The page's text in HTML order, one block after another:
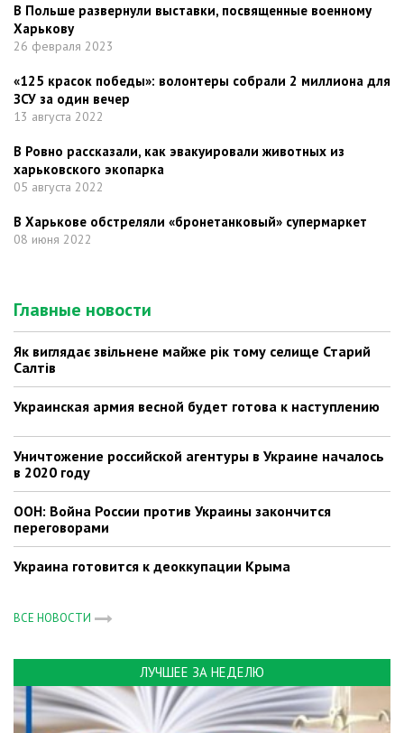
В Польше развернули выставки, посвященные военному
Харькову
26 февраля 2023
«125 красок победы»: волонтеры собрали 2 миллиона для
ЗСУ за один вечер
13 августа 2022
В Ровно рассказали, как эвакуировали животных из
харьковского экопарка
05 августа 2022
В Харькове обстреляли «бронетанковый» супермаркет
08 июня 2022
Главные новости
Як виглядає звільнене майже рік тому селище Старий
Салтів
Украинская армия весной будет готова к наступлению
Уничтожение российской агентуры в Украине началось
в 2020 году
ООН: Война России против Украины закончится
переговорами
Украина готовится к деоккупации Крыма
ВСЕ НОВОСТИ
ЛУЧШЕЕ ЗА НЕДЕЛЮ